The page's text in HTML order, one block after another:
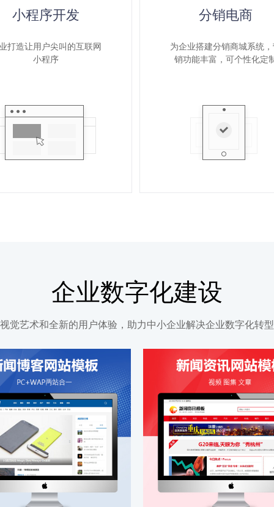
小程序开发
打造让用户尖叫的互联网
小程序
分销电商
为企业搭建分销商城系统
销功能丰富，可个性化定
企业数字化建设
觉艺术和全新的用户体验，助力中小企业解决企业数字化转